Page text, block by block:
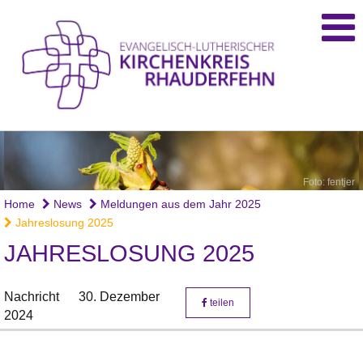
Foto: fentjer
Home News
Meldungen aus dem Jahr 2025
Jahreslosung 2025
JAHRESLOSUNG 2025
Nachricht
30. Dezember
2024
teilen